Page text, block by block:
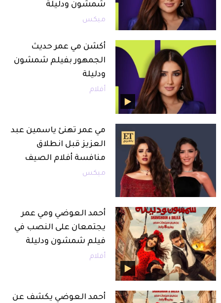
شمشون ودليلة
ميكس
أكشن مي عمر حديث
الجمهور بفيلم شمشون
ودليلة
أفلام
مي عمر تهنئ ياسمين عبد
العزيز قبل انطلاق
منافسة أفلام الصيف
ميكس
أحمد العوضي ومي عمر
يجتمعان على النصب في
فيلم شمشون ودليلة
أفلام
أحمد العوضي يكشف عن